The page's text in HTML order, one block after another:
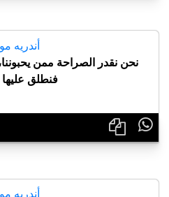
أندريه
نحن نقدر الصراحة ممن
فنطلق

أندريه